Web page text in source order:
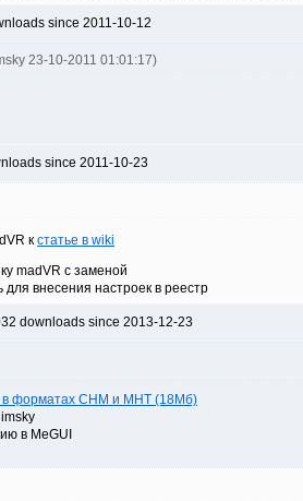
since 2011-10-12
23-10-2011 01:01:17)
since 2011-10-23
к статье в wiki
madVR c заменой
внесения настроек в реестр
downloads since 2013-12-23
форматах CHM и MHT (18Мб)
в MeGUI